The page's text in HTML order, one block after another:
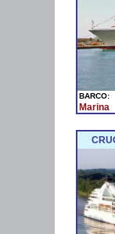
BARCO:
Marina